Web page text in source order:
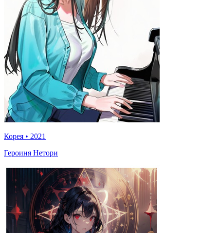
Корея • 2021
Героиня Нетори